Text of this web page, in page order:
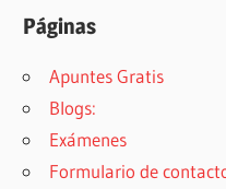
Páginas
Apuntes Gratis
Blogs:
Exámenes
Formulario de